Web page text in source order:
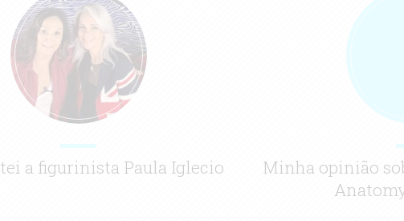
a figurinista Paula Iglecio